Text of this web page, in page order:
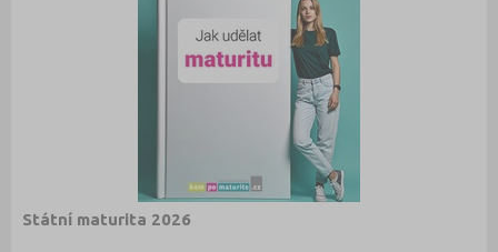
Státní maturita 2026